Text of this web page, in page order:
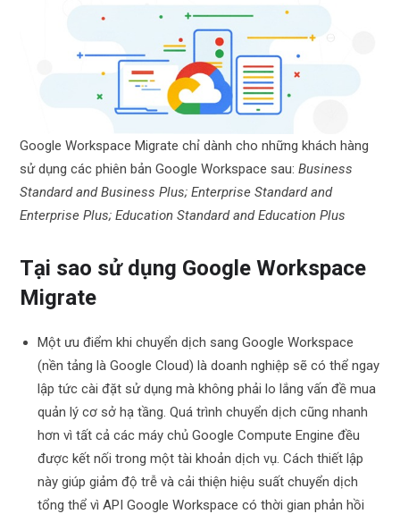
Google Workspace Migrate chỉ dành cho những khách hàng
sử dụng các phiên bản Google Workspace sau:Business
Standard and Business Plus; Enterprise Standard and
Enterprise Plus; Education Standard and Education Plus
Tại sao sử dụng Google Workspace
Migrate
Một ưu điểm khi chuyển dịch sang Google Workspace
(nền tảng là Google Cloud) là doanh nghiệp sẽ có thể ngay
lập tức cài đặt sử dụng mà không phải lo lắng vấn đề mua
quản lý cơ sở hạ tầng. Quá trình chuyển dịch cũng nhanh
hơn vì tất cả các máy chủ Google Compute Engine đều
được kết nối trong một tài khoản dịch vụ. Cách thiết lập
này giúp giảm độ trễ và cải thiện hiệu suất chuyển dịch
tổng thể vì API Google Workspace có thời gian phản hồi